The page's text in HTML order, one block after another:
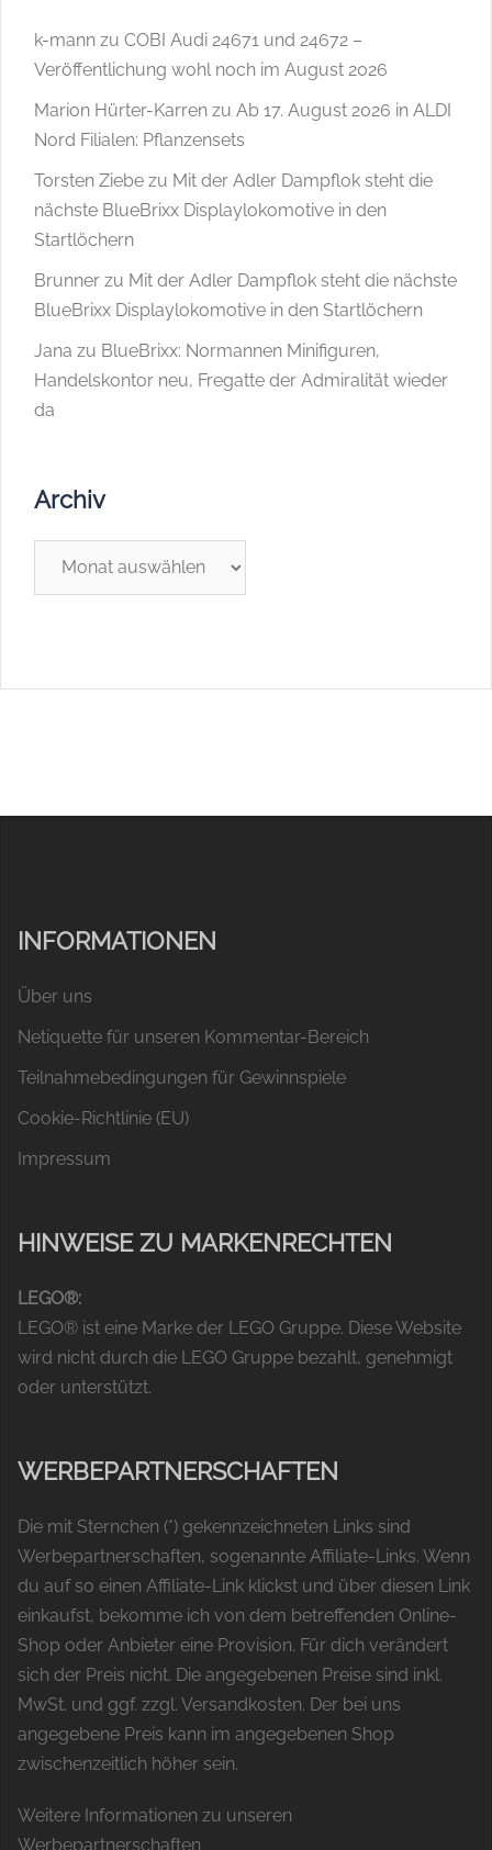
k-mann zu COBI Audi 24671 und 24672 –
Veröffentlichung wohl noch im August 2026
Marion Hürter-Karren zu Ab 17. August 2026 in ALDI
Nord Filialen: Pflanzensets
Torsten Ziebe zu Mit der Adler Dampflok steht die
nächste BlueBrixx Displaylokomotive in den
Startlöchern
Brunner zu Mit der Adler Dampflok steht die nächste
BlueBrixx Displaylokomotive in den Startlöchern
Jana zu BlueBrixx: Normannen Minifiguren,
Handelskontor neu, Fregatte der Admiralität wieder
da
Archiv
INFORMATIONEN
Über uns
Netiquette für unseren Kommentar-Bereich
Teilnahmebedingungen für Gewinnspiele
Cookie-Richtlinie (EU)
Impressum
HINWEISE ZU MARKENRECHTEN
LEGO®:
LEGO® ist eine Marke der LEGO Gruppe. Diese Website
wird nicht durch die LEGO Gruppe bezahlt, genehmigt
oder unterstützt.
WERBEPARTNERSCHAFTEN
Die mit Sternchen (*) gekennzeichneten Links sind
Werbepartnerschaften, sogenannte Affiliate-Links. Wenn
du auf so einen Affiliate-Link klickst und über diesen Link
einkaufst, bekomme ich von dem betreffenden Online-
Shop oder Anbieter eine Provision. Für dich verändert
sich der Preis nicht. Die angegebenen Preise sind inkl.
MwSt. und ggf. zzgl. Versandkosten. Der bei uns
angegebene Preis kann im angegebenen Shop
zwischenzeitlich höher sein.
Weitere Informationen zu unseren
Werbepartnerschaften